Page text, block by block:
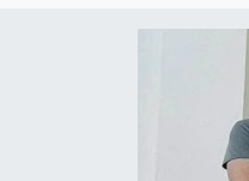
KKTC YEREL